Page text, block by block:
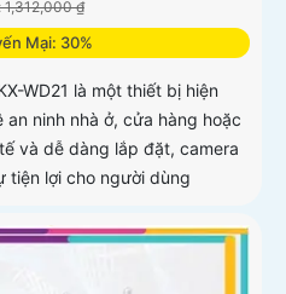
1,312,000 ₫
Mại: 30%
WD21 là một thiết bị hiện
ninh nhà ở, cửa hàng hoặc
và dễ dàng lắp đặt, camera
tiện lợi cho người dùng